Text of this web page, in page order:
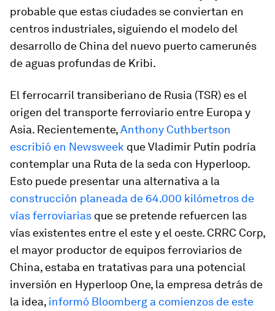
probable que estas ciudades se conviertan en
centros industriales, siguiendo el modelo del
desarrollo de China del nuevo puerto camerunés
de aguas profundas de Kribi.
El ferrocarril transiberiano de Rusia (TSR) es el
origen del transporte ferroviario entre Europa y
Asia. Recientemente,Anthony Cuthbertson
escribió en Newsweek que Vladimir Putin podría
contemplar una Ruta de la seda con Hyperloop.
Esto puede presentar una alternativa a la
construcción planeada de 64.000 kilómetros de
vías ferroviarias que se pretende refuercen las
vías existentes entre el este y el oeste. CRRC Corp,
el mayor productor de equipos ferroviarios de
China, estaba en tratativas para una potencial
inversión en Hyperloop One, la empresa detrás de
la idea, informó Bloomberg a comienzos de este